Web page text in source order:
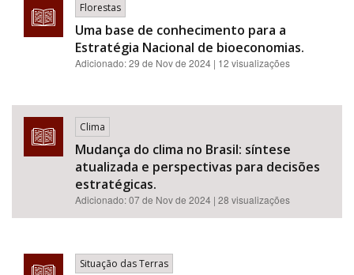
Florestas
Uma base de conhecimento para a
Estratégia Nacional de bioeconomias.
Adicionado:29 de Nov de 2024 | 12 visualizações
Clima
Mudança do clima no Brasil: síntese
atualizada e perspectivas para decisões
estratégicas.
Adicionado:07 de Nov de 2024 | 28 visualizações
Situação das Terras